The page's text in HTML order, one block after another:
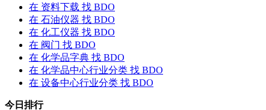
在 资料下载 找 BDO
在 石油仪器 找 BDO
在 化工仪器 找 BDO
在 阀门 找 BDO
在 化学品字典 找 BDO
在 化学品中心行业分类 找 BDO
在 设备中心行业分类 找 BDO
今日排行